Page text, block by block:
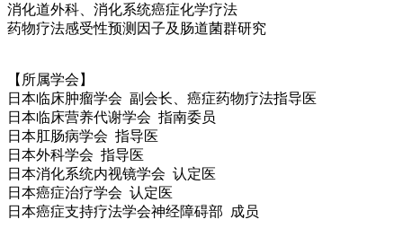
消化道外科、消化系统癌症化学疗法
药物疗法感受性预测因子及肠道菌群研究
【所属学会】
日本临床肿瘤学会 副会长、癌症药物疗法指导医
日本临床营养代谢学会 指南委员
日本肛肠病学会 指导医
日本外科学会 指导医
日本消化系统内视镜学会 认定医
日本癌症治疗学会 认定医
日本癌症支持疗法学会神经障碍部 成员